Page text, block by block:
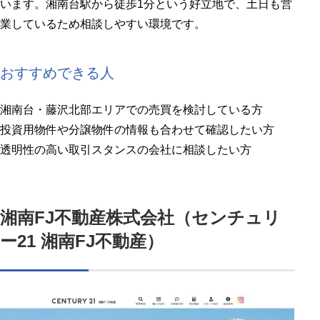
います。湘南台駅から徒歩1分という好立地で、土日も営
業しているため相談しやすい環境です。
おすすめできる人
湘南台・藤沢北部エリアでの売買を検討している方
投資用物件や分譲物件の情報も合わせて確認したい方
透明性の高い取引スタンスの会社に相談したい方
湘南FJ不動産株式会社（センチュリ
ー21 湘南FJ不動産）